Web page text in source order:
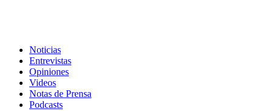
Noticias
Entrevistas
Opiniones
Videos
Notas de Prensa
Podcasts